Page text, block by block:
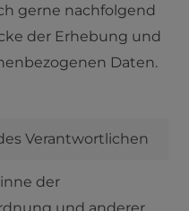
gerne nachfolgend
der Erhebung und
Daten.
Verantwortlichen
der